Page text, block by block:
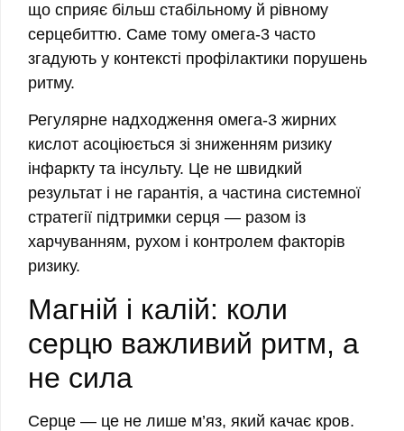
що сприяє більш стабільному й рівному
серцебиттю. Саме тому омега-3 часто
згадують у контексті профілактики порушень
ритму.
Регулярне надходження омега-3 жирних
кислот асоціюється зі зниженням ризику
інфаркту та інсульту. Це не швидкий
результат і не гарантія, а частина системної
стратегії підтримки серця — разом із
харчуванням, рухом і контролем факторів
ризику.
Магній і калій: коли
серцю важливий ритм, а
не сила
Серце — це не лише м’яз, який качає кров.